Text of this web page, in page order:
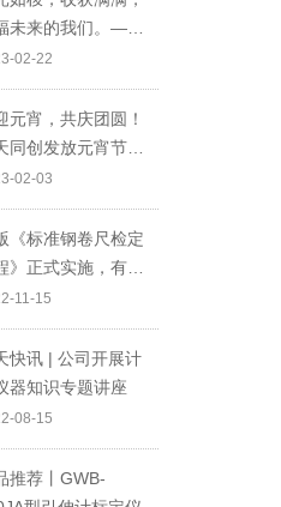
未来的我们。——
欣、李锦、田娟
02-22
元宵，共庆团圆！
同创发放元宵节福
02-03
《标准钢卷尺检定
》正式实施，有这
化你知道吗？
11-15
快讯 | 公司开展计
器知识专题讲座
08-15
推荐丨GWB-